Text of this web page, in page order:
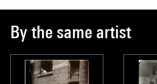
By the same artist